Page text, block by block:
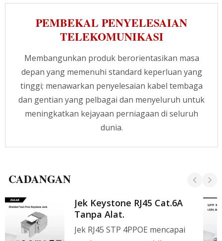
adalah serasi dengan semua peralatan rak
memuatkan 1500 kg, tahan lasak dan tahan
lama, dan boleh menyimpan pelayan anda
dengan selamat. Rak pelayan adalah
penyelesaian ideal untuk persekitaran pusat
data yang menuntut dengan pelayan,
rangkaian, dan peranti telekom. Kami juga
menyediakan set lengkap aksesori pilihan untuk
kabinet data, seperti rak tetap, laci
penyimpanan, laci papan kekunci, pemisah
panel depan, dan rak boleh tarik, hubungi pakar
kami untuk maklumat lengkap.
PEMBEKAL PENYELESAIAN
TELEKOMUNIKASI
Membangunkan produk berorientasikan masa
depan yang memenuhi standard keperluan yang
tinggi; menawarkan penyelesaian kabel tembaga
dan gentian yang pelbagai dan menyeluruh untuk
meningkatkan kejayaan perniagaan di seluruh
dunia.
CADANGAN
Jek Keystone RJ45 Cat.6A
Tanpa Alat.
Jek RJ45 STP 4PPOE mencapai